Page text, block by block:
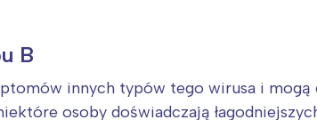
B
innych typów tego wirusa i mogą
osoby doświadczają